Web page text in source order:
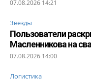
07.08.2026 14:21
Звезды
Пользователи
Масленникова на
07.08.2026 14:00
Логистика